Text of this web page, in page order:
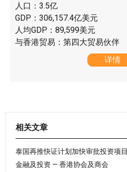
人口：3.5亿
GDP：306,157.4亿美元
人均GDP：89,599美元
与香港贸易：第四大贸易伙伴
详情
相关文章
泰国再推快证计划加快审批投资项目
金融及投资 — 香港协会及商会